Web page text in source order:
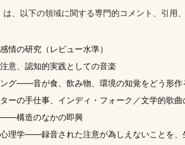
、以下の領域に関する専門的コメント、引用
情の研究（レビュー水準）
意、認知的実践としての音楽
グ——音が食、飲み物、環境の知覚をどう形作
ーの手仕事、インディ・フォーク／文学的歌曲
——構造のなかの即興
理学——録音された注意が為しえないことを、